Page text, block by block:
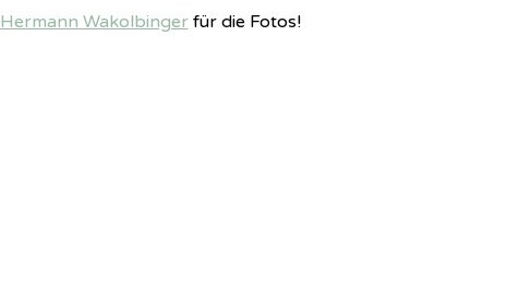
Hermann Wakolbingerfür die Fotos!